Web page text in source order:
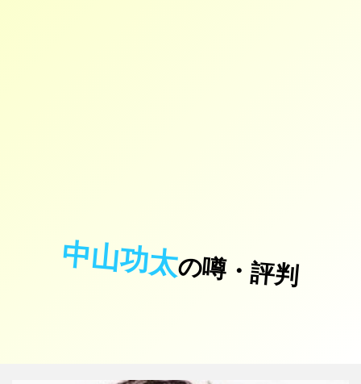
中山功太の噂・評判